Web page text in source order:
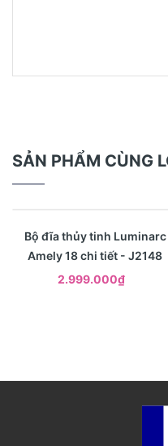
SẢN PHẨM CÙNG
Xem nhanh
Bộ đĩa thủy tinh Luminarc
Amely 18 chi tiết - J2148
2.999.000₫